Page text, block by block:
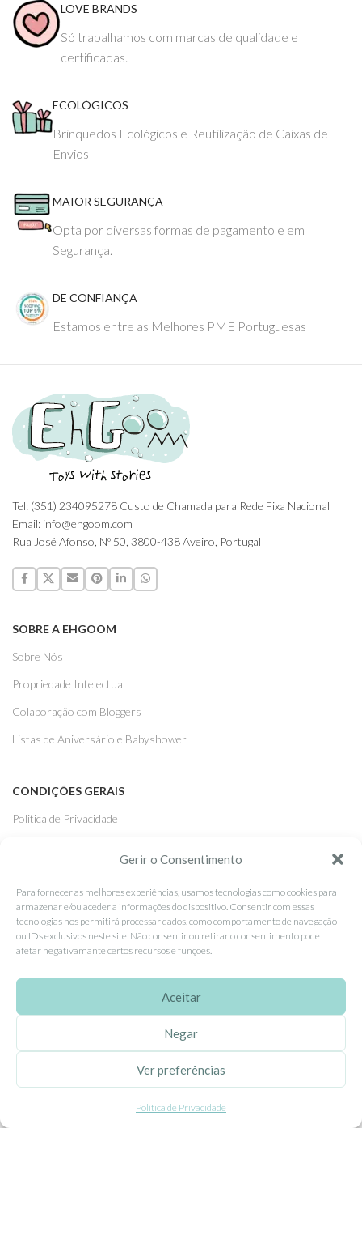
Gerir o Consentimento
Para fornecer as melhores experiências, usamos tecnologias como cookies para
armazenar e/ou aceder a informações do dispositivo. Consentir com essas
tecnologias nos permitirá processar dados, como comportamento de navegação
ou IDs exclusivos neste site. Não consentir ou retirar o consentimento pode
afetar negativamante certos recursos e funções.
Aceitar
Negar
Ver preferências
Política de Privacidade
LOVE BRANDS
Só trabalhamos com marcas de qualidade e
certificadas.
ECOLÓGICOS
Brinquedos Ecológicos e Reutilização de Caixas de
Envios
MAIOR SEGURANÇA
Opta por diversas formas de pagamento e em
Segurança.
DE CONFIANÇA
Estamos entre as Melhores PME Portuguesas
Tel: (351) 234095278 Custo de Chamada para Rede Fixa Nacional
Email: info@ehgoom.com
Rua José Afonso, Nº 50, 3800-438 Aveiro, Portugal
SOBRE A EHGOOM
Sobre Nós
Propriedade Intelectual
Colaboração com Bloggers
Listas de Aniversário e Babyshower
CONDIÇÕES GERAIS
Politica de Privacidade
Livro de Reclamações
APOIO AO CLIENTE
Como Comprar